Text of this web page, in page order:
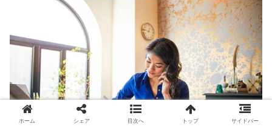
ホーム シェア 目次へ トップ サイドバー